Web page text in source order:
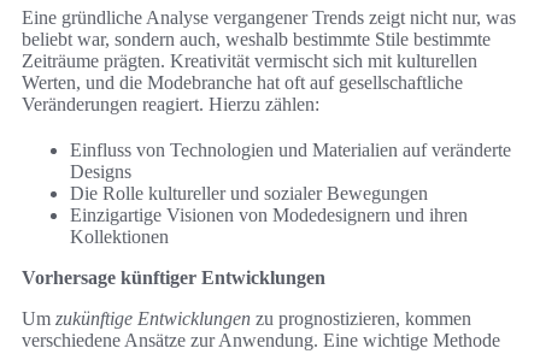
Eine gründliche Analyse vergangener Trends zeigt nicht nur, was
beliebt war, sondern auch, weshalb bestimmte Stile bestimmte
Zeiträume prägten. Kreativität vermischt sich mit kulturellen
Werten, und die Modebranche hat oft auf gesellschaftliche
Veränderungen reagiert. Hierzu zählen:
Einfluss von Technologien und Materialien auf veränderte
Designs
Die Rolle kultureller und sozialer Bewegungen
Einzigartige Visionen von Modedesignern und ihren
Kollektionen
Vorhersage künftiger Entwicklungen
Um zukünftige Entwicklungen zu prognostizieren, kommen
verschiedene Ansätze zur Anwendung. Eine wichtige Methode